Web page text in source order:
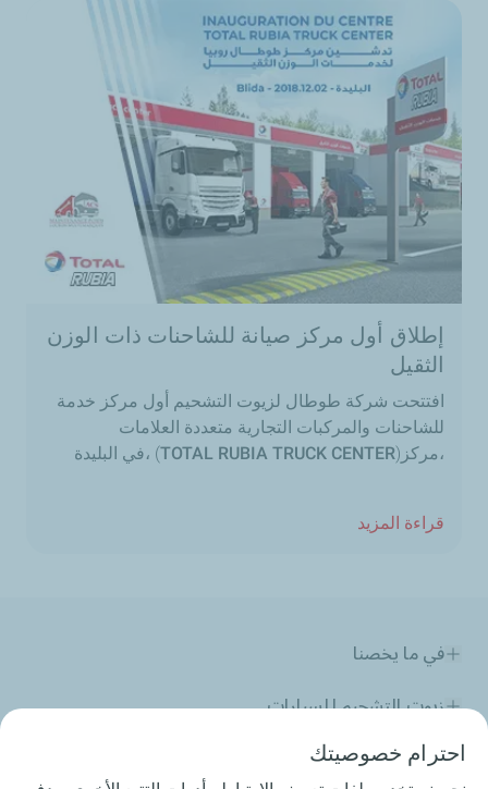
إطلاق أول مركز صيانة للشاحنات ذات الوزن
الثقيل
افتتحت شركة طوطال لزيوت التشحيم أول مركز خدمة
للشاحنات والمركبات التجارية متعددة العلامات
،مركز(TOTAL RUBIA TRUCK CENTER) ،في البليدة
قراءة المزيد
في ما يخصنا
زيوت التشحيم للسيارات
زيوت التشحيم للصناعة
احترام خصوصيتك